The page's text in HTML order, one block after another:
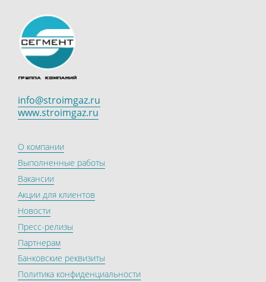
info@stroimgaz.ru
www.stroimgaz.ru
О компании
Выполненные работы
Вакансии
Акции для клиентов
Новости
Пресс-релизы
Партнерам
Банковские реквизиты
Политика конфиденциальности